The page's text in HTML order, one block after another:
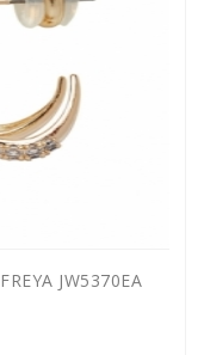
JW5370EA